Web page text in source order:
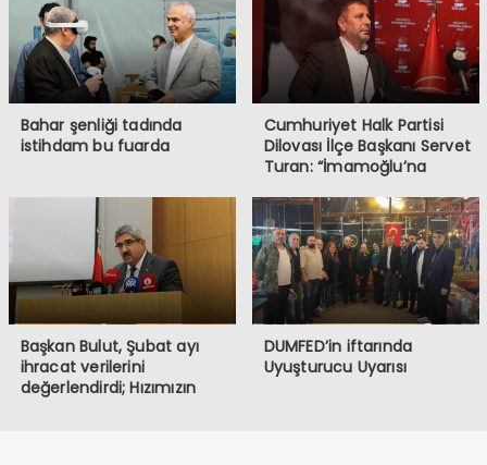
Bahar şenliği tadında
istihdam bu fuarda
Cumhuriyet Halk Partisi
Dilovası İlçe Başkanı Servet
Turan: “İmamoğlu’na
Halkın İradesine
Müdahaledir”
Başkan Bulut, Şubat ayı
ihracat verilerini
değerlendirdi; Hızımızın
DUMFED’in iftarında
Uyuşturucu Uyarısı